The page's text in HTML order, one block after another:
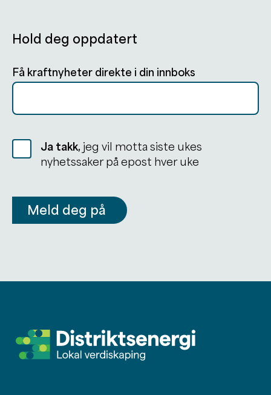
Hold deg oppdatert
Få kraftnyheter direkte i din innboks
Ja takk, jeg vil motta siste ukes
nyhetssaker på epost hver uke
Meld deg på